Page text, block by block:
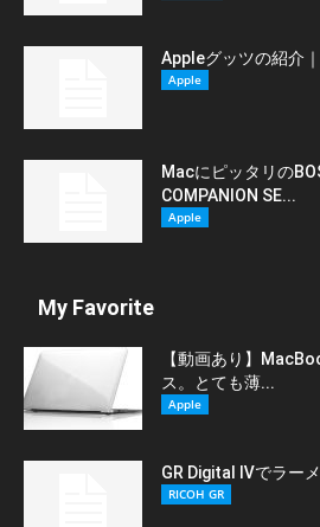
Appleグッツの紹介
Apple
Macにピッタリの
COMPANION SE...
Apple
My Favorite
【動画あり】
ス。とても薄...
Apple
GR Digital Ⅳでラー
RICOH GR